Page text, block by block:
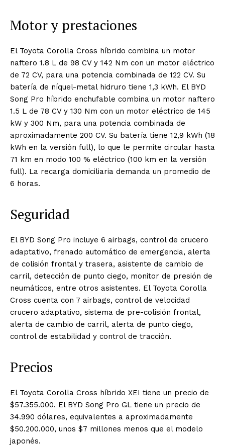
Motor y prestaciones
El Toyota Corolla Cross híbrido combina un motor
naftero 1.8 L de 98 CV y 142 Nm con un motor eléctrico
de 72 CV, para una potencia combinada de 122 CV. Su
batería de níquel-metal hidruro tiene 1,3 kWh. El BYD
Song Pro híbrido enchufable combina un motor naftero
1.5 L de 78 CV y 130 Nm con un motor eléctrico de 145
kW y 300 Nm, para una potencia combinada de
aproximadamente 200 CV. Su batería tiene 12,9 kWh (18
kWh en la versión full), lo que le permite circular hasta
71 km en modo 100 % eléctrico (100 km en la versión
full). La recarga domiciliaria demanda un promedio de
6 horas.
Seguridad
El BYD Song Pro incluye 6 airbags, control de crucero
adaptativo, frenado automático de emergencia, alerta
de colisión frontal y trasera, asistente de cambio de
carril, detección de punto ciego, monitor de presión de
neumáticos, entre otros asistentes. El Toyota Corolla
Cross cuenta con 7 airbags, control de velocidad
crucero adaptativo, sistema de pre-colisión frontal,
alerta de cambio de carril, alerta de punto ciego,
control de estabilidad y control de tracción.
Precios
El Toyota Corolla Cross híbrido XEI tiene un precio de
$57.355.000. El BYD Song Pro GL tiene un precio de
34.990 dólares, equivalentes a aproximadamente
$50.200.000, unos $7 millones menos que el modelo
japonés.